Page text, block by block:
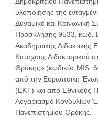
υλοποίησης της
Δυναμικό και
Πρόσκλησης 9533, κωδ.
Ακαδημαϊκής Διδακτικής
Κατόχους Διδακτορικού
Θράκης» (κωδικός MIS:
από την Ευρωπαϊκή
(ΕΚΤ) και από Εθνικούς
Λογαριασμό Κονδυλίων
Πανεπιστημίου Θράκης.